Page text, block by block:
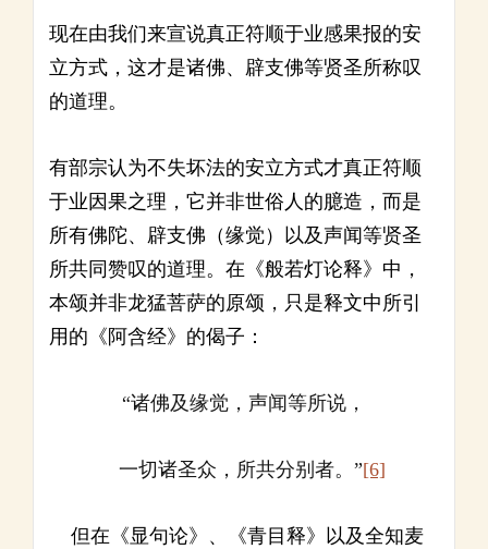
现在由我们来宣说真正符顺于业感果报的安
立方式，这才是诸佛、辟支佛等贤圣所称叹
的道理。
有部宗认为不失坏法的安立方式才真正符顺
于业因果之理，它并非世俗人的臆造，而是
所有佛陀、辟支佛（缘觉）以及声闻等贤圣
所共同赞叹的道理。在《般若灯论释》中，
本颂并非龙猛菩萨的原颂，只是释文中所引
用的《阿含经》的偈子：
“诸佛及缘觉，声闻等所说，
一切诸圣众，所共分别者。”[6]
但在《显句论》、《青目释》以及全知麦